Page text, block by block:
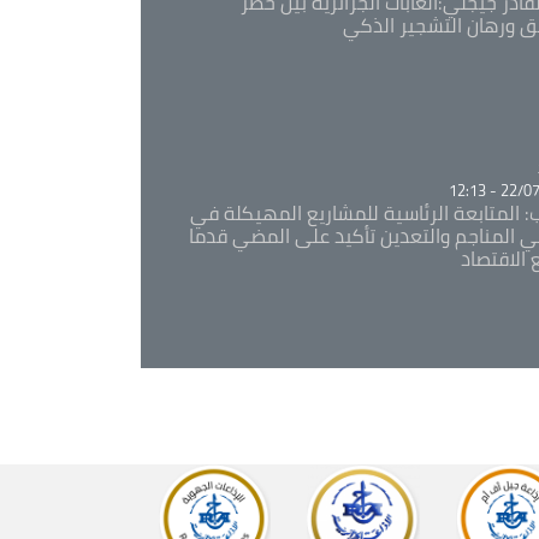
ورهان التشجير الذكي
22/07/
المتابعة الرئاسية للمشاريع المهيكلة في
المناجم والتعدين تأكيد على المضي قدما
الاقتصاد